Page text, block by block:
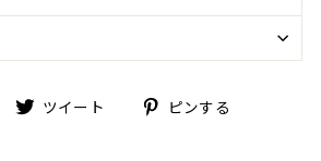
Facebookツイート
Twitterピンする